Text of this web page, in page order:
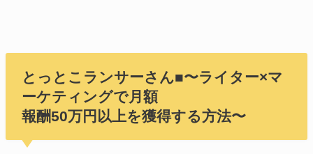
とっとこランサーさん■〜ライター×マ
ーケティングで月額
報酬50万円以上を獲得する方法〜